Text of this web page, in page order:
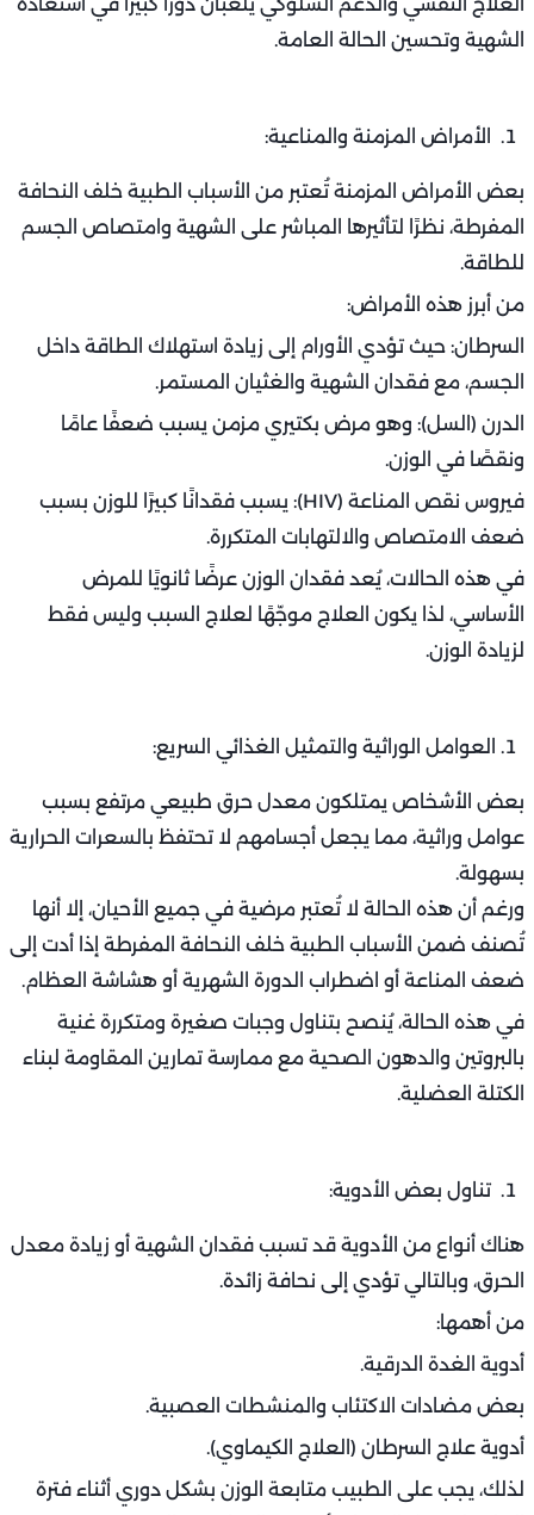
لذلك، يجب ضبط مستوى السكر في الدم بالعلاج الغذائي
والدوائي المناسب لتجنب استمرار فقدان الوزن.
الاكتئاب واضطرابات القلق:
قد تكون الأسباب الطبية خلف النحافة المفرطة نفسية أيضًا، إذ
يؤدي الاكتئاب أو القلق المزمن إلى فقدان الشهية واضطراب
الهرمونات المسؤولة عن الجوع.
في بعض الحالات، يفقد المريض اهتمامه بالطعام تمامًا، مما
يؤدي إلى نقص شديد في الوزن بمرور الوقت.
علامات النحافة المرتبطة بالاكتئاب:
فقدان الرغبة في الأكل أو الاكتفاء بوجبات صغيرة.
اضطرابات النوم والشعور بالتعب المستمر.
تقلبات مزاجية وشعور دائم بالحزن أو القلق.
العلاج النفسي والدعم السلوكي يلعبان دورًا كبيرًا في استعادة
الشهية وتحسين الحالة العامة.
بعض الأمراض المزمنة تُعتبر من الأسباب الطبية خلف النحافة
للطاقة.
من أبرز هذه الأمراض:
السرطان: حيث تؤدي الأورام إلى زيادة استهلاك الطاقة داخل
الجسم، مع فقدان الشهية والغثيان المستمر.
الدرن (السل): وهو مرض بكتيري مزمن يسبب ضعفًا عامًا
ونقصًا في الوزن.
فيروس نقص المناعة (HIV): يسبب فقدانًا كبيرًا للوزن بسبب
ضعف الامتصاص والالتهابات المتكررة.
لزيادة الوزن.
العوامل الوراثية والتمثيل الغذائي السريع:
بعض الأشخاص يمتلكون معدل حرق طبيعي مرتفع بسبب
بسهولة.
ورغم أن هذه الحالة لا تُعتبر مرضية في جميع الأحيان، إلا أنها
تُصنف ضمن الأسباب الطبية خلف النحافة المفرطة إذا أدت إلى